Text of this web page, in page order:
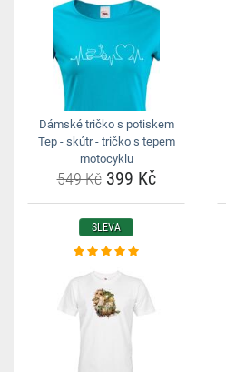
Dámské tričko s potiskem
Tep - skútr - tričko s tepem
motocyklu
549 Kč399 Kč
SLEVA